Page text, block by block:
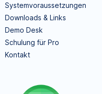
Systemvoraussetzungen
Downloads & Links
Demo Desk
Schulung für Pro
Kontakt